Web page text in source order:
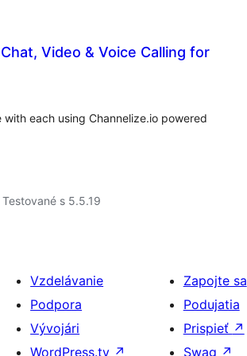
Video & Voice Calling for
each using Channelize.io powered
Testované s 5.5.19
Vzdelávanie
Podpora
Vývojári
WordPress.tv ↗
Zapojte sa
Podujatia
Prispieť ↗
Swag ↗